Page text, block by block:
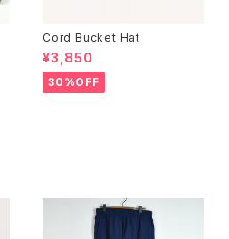
Cord Bucket Hat
¥3,850
30%OFF